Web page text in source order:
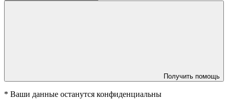
Получить помощь
* Ваши данные останутся конфиденциальны